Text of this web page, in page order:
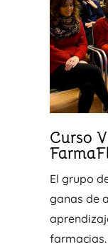
Curso
El grupo
ganas de